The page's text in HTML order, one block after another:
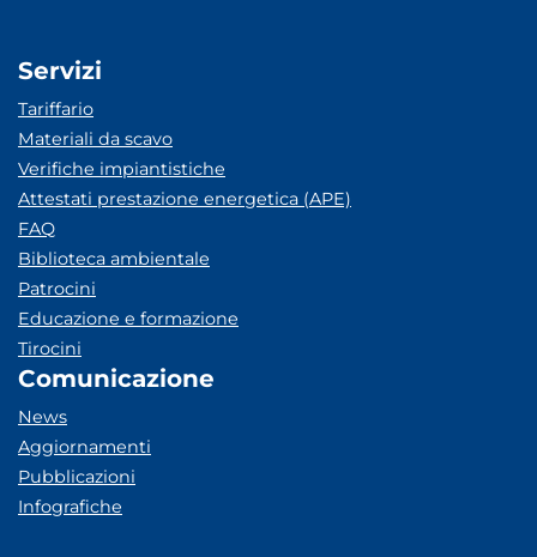
Servizi
Tariffario
Materiali da scavo
Verifiche impiantistiche
Attestati prestazione energetica (APE)
FAQ
Biblioteca ambientale
Patrocini
Educazione e formazione
Tirocini
Comunicazione
News
Aggiornamenti
Pubblicazioni
Infografiche